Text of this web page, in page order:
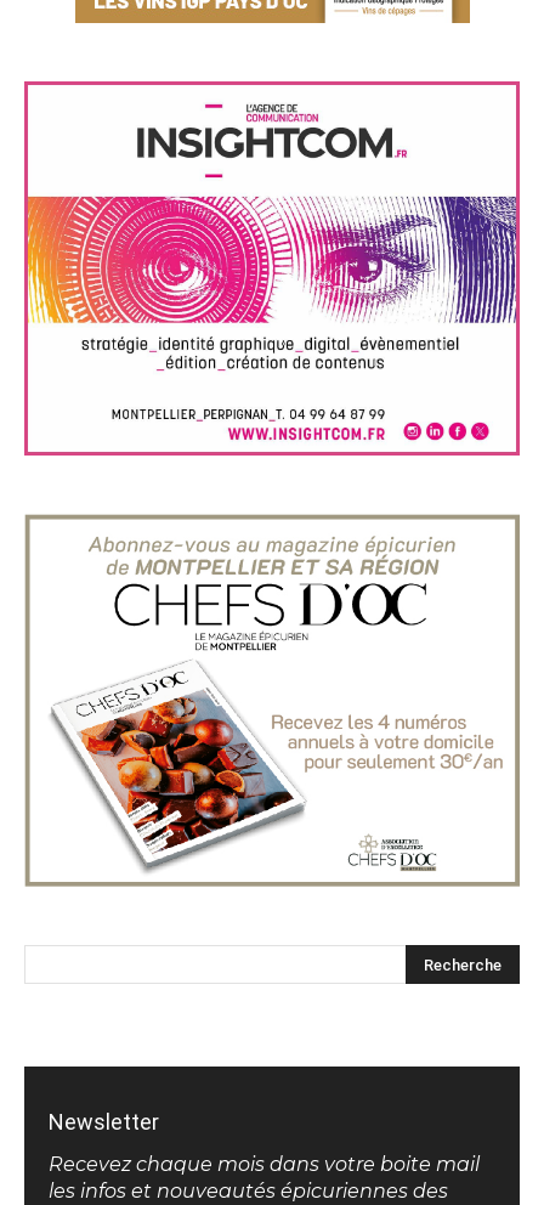
Newsletter
Recevez chaque mois dans votre boite mail
les infos et nouveautés épicuriennes des